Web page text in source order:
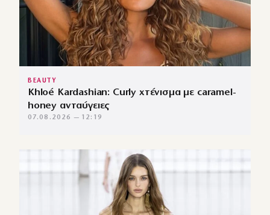
BEAUTY
Khloé Kardashian: Curly χτένισμα με caramel-
honey ανταύγειες
07.08.2026 — 12:19